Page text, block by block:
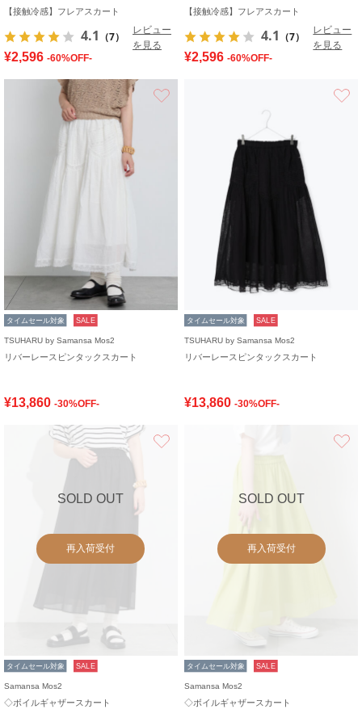
【接触冷感】フレアスカート
4.1 （7）
レビュー
を見る
¥2,596 -60%OFF-
【接触冷感】フレアスカート
4.1 （7）
レビュー
を見る
¥2,596 -60%OFF-
タイムセール対象 SALE
TSUHARU by Samansa Mos2
リバーレースピンタックスカート
¥13,860 -30%OFF-
タイムセール対象 SALE
TSUHARU by Samansa Mos2
リバーレースピンタックスカート
¥13,860 -30%OFF-
SOLD OUT
再入荷受付
タイムセール対象 SALE
Samansa Mos2
◇ボイルギャザースカート
SOLD OUT
再入荷受付
タイムセール対象 SALE
Samansa Mos2
◇ボイルギャザースカート